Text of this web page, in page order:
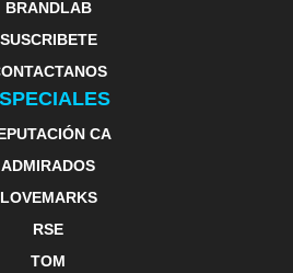
BRANDLAB
SUSCRIBETE
CA
ADMIRADOS
LOVEMARKS
RSE
TOM